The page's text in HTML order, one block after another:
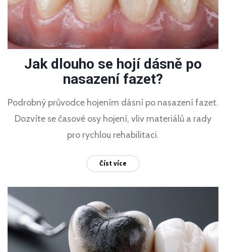
Jak dlouho se hojí dásně po
nasazení fazet?
Podrobný průvodce hojením dásní po nasazení fazet.
Dozvíte se časové osy hojení, vliv materiálů a rady
pro rychlou rehabilitaci.
Číst více